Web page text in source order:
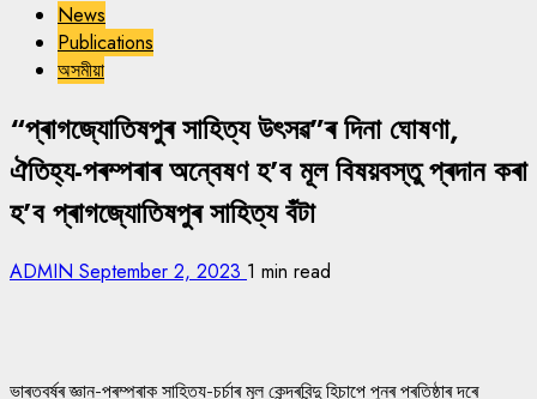
News
Publications
অসমীয়া
“প্ৰাগজ্যোতিষপুৰ সাহিত্য উৎসৱ”ৰ দিনা ঘোষণা,
ঐতিহ্য-পৰম্পৰাৰ অন্বেষণ হ’ব মূল বিষয়বস্তু প্ৰদান কৰা
হ’ব প্ৰাগজ্যোতিষপুৰ সাহিত্য বঁটা
ADMIN September 2, 2023 1 min read
ভাৰতবৰ্ষৰ জ্ঞান-পৰম্পৰাক সাহিত্য-চৰ্চাৰ মূল কেন্দ্ৰবিন্দু হিচাপে পুনৰ প্ৰতিষ্ঠাৰ দৰে